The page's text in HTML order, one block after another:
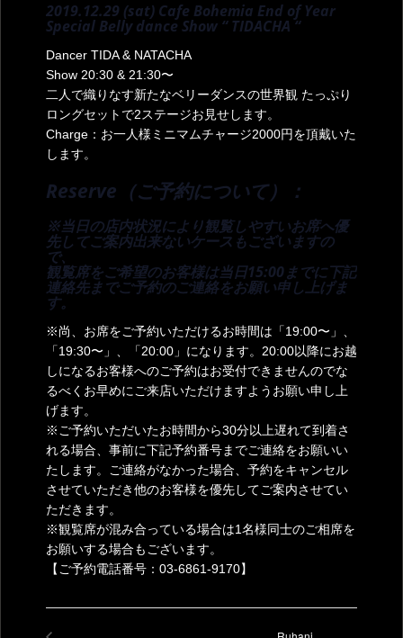
2019.12.29 (sat) Cafe Bohemia End of Year
Special Belly dance Show “ TIDACHA “
Dancer TIDA & NATACHA
Show 20:30 & 21:30〜
二人で織りなす新たなベリーダンスの世界観 たっぷり
ロングセットで2ステージお見せします。
Charge：お一人様ミニマムチャージ2000円を頂戴いた
します。
Reserve（ご予約について）：
※当日の店内状況により観覧しやすいお席へ優
先してご案内出来ないケースもございますの
で、
観覧席をご希望のお客様は当日15:00までに下記
連絡先までご予約のご連絡をお願い申し上げま
す。
※尚、お席をご予約いただけるお時間は「19:00〜」、
「19:30〜」、「20:00」になります。20:00以降にお越
しになるお客様へのご予約はお受付できませんのでな
るべくお早めにご来店いただけますようお願い申し上
げます。
※ご予約いただいたお時間から30分以上遅れて到着さ
れる場合、事前に下記予約番号までご連絡をお願いい
たします。ご連絡がなかった場合、予約をキャンセル
させていただき他のお客様を優先してご案内させてい
ただきます。
※観覧席が混み合っている場合は1名様同士のご相席を
お願いする場合もございます。
【ご予約電話番号：03-6861-9170】